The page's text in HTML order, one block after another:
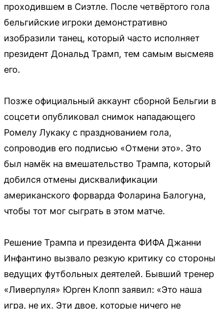
проходившем в Сиэтле. После четвёртого гола
бельгийские игроки демонстративно
изобразили танец, который часто исполняет
президент Дональд Трамп, тем самым высмеяв
его.
Позже официальный аккаунт сборной Бельгии в
соцсети опубликовал снимок нападающего
Ромелу Лукаку с празднованием гола,
сопроводив его подписью «Отмени это». Это
был намёк на вмешательство Трампа, который
добился отмены дисквалификации
американского форварда Фоларина Балогуна,
чтобы тот мог сыграть в этом матче.
Решение Трампа и президента ФИФА Джанни
Инфантино вызвало резкую критику со стороны
ведущих футбольных деятелей. Бывший тренер
«Ливерпуля» Юрген Клопп заявил: «Это наша
игра, не их. Эти двое, которые ничего не